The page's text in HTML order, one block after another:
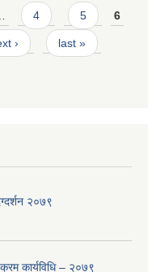
4 5 6
› last »
२०७९
कार्यविधि – २०७९